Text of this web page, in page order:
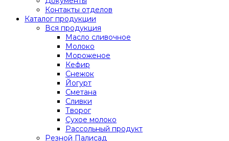
Контакты отделов
Каталог продукции
Вся продукция
Масло сливочное
Молоко
Мороженое
Кефир
Снежок
Йогурт
Сметана
Сливки
Творог
Сухое молоко
Рассольный продукт
Резной Палисад